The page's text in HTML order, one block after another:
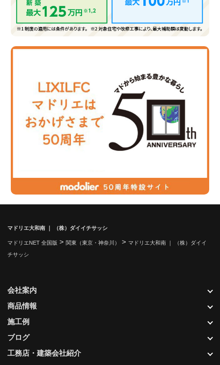
マドリエ大和南 ｜ （株）ダイイチサッシ
マドリエNET 全国版 > 関東（東京・神奈川） > マドリエ大和南 ｜ （株）ダイイ
チサッシ
会社案内
商品情報
施工例
ブログ
工務店・建築会社紹介